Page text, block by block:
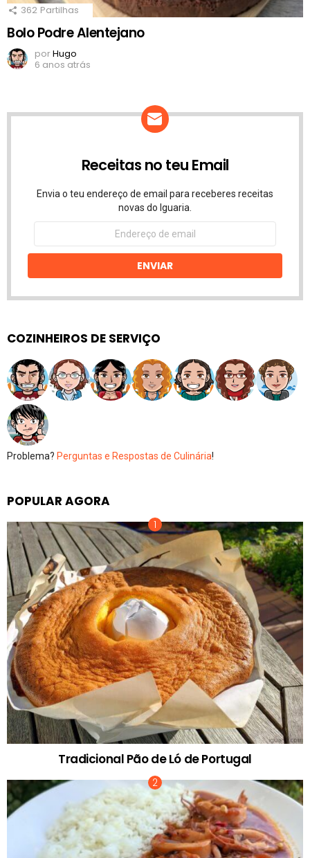
362 Partilhas
Bolo Podre Alentejano
porHugo
6 anos atrás
Receitas no teu Email
Envia o teu endereço de email para receberes receitas
novas do Iguaria.
Endereço
email
ENVIAR
COZINHEIROS DE SERVIÇO
Problema? Perguntas e Respostas de Culinária!
POPULAR AGORA
Tradicional Pão de Ló de Portugal